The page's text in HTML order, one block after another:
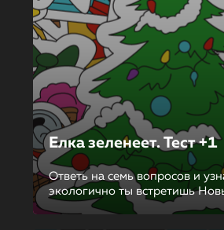
Елка зеленеет. Тест +1
Ответь на семь вопросов и
экологично ты встретишь